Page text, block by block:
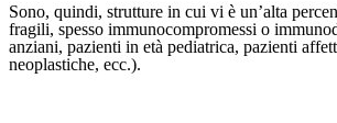
Sono, quindi, strutture in cui vi è un’alta
fragili, spesso immunocompromessi o
anziani, pazienti in età pediatrica, pazienti
neoplastiche, ecc.).